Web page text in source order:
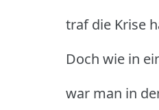
traf die Krise
Doch wie in
war man in